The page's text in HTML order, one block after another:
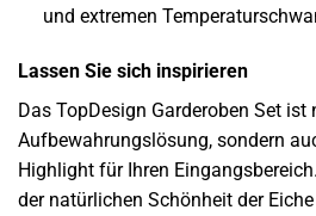
und extremen
Lassen Sie sich inspirieren
Das TopDesign Garderoben Set
Aufbewahrungslösung, sondern
Highlight für Ihren
der natürlichen Schönheit der